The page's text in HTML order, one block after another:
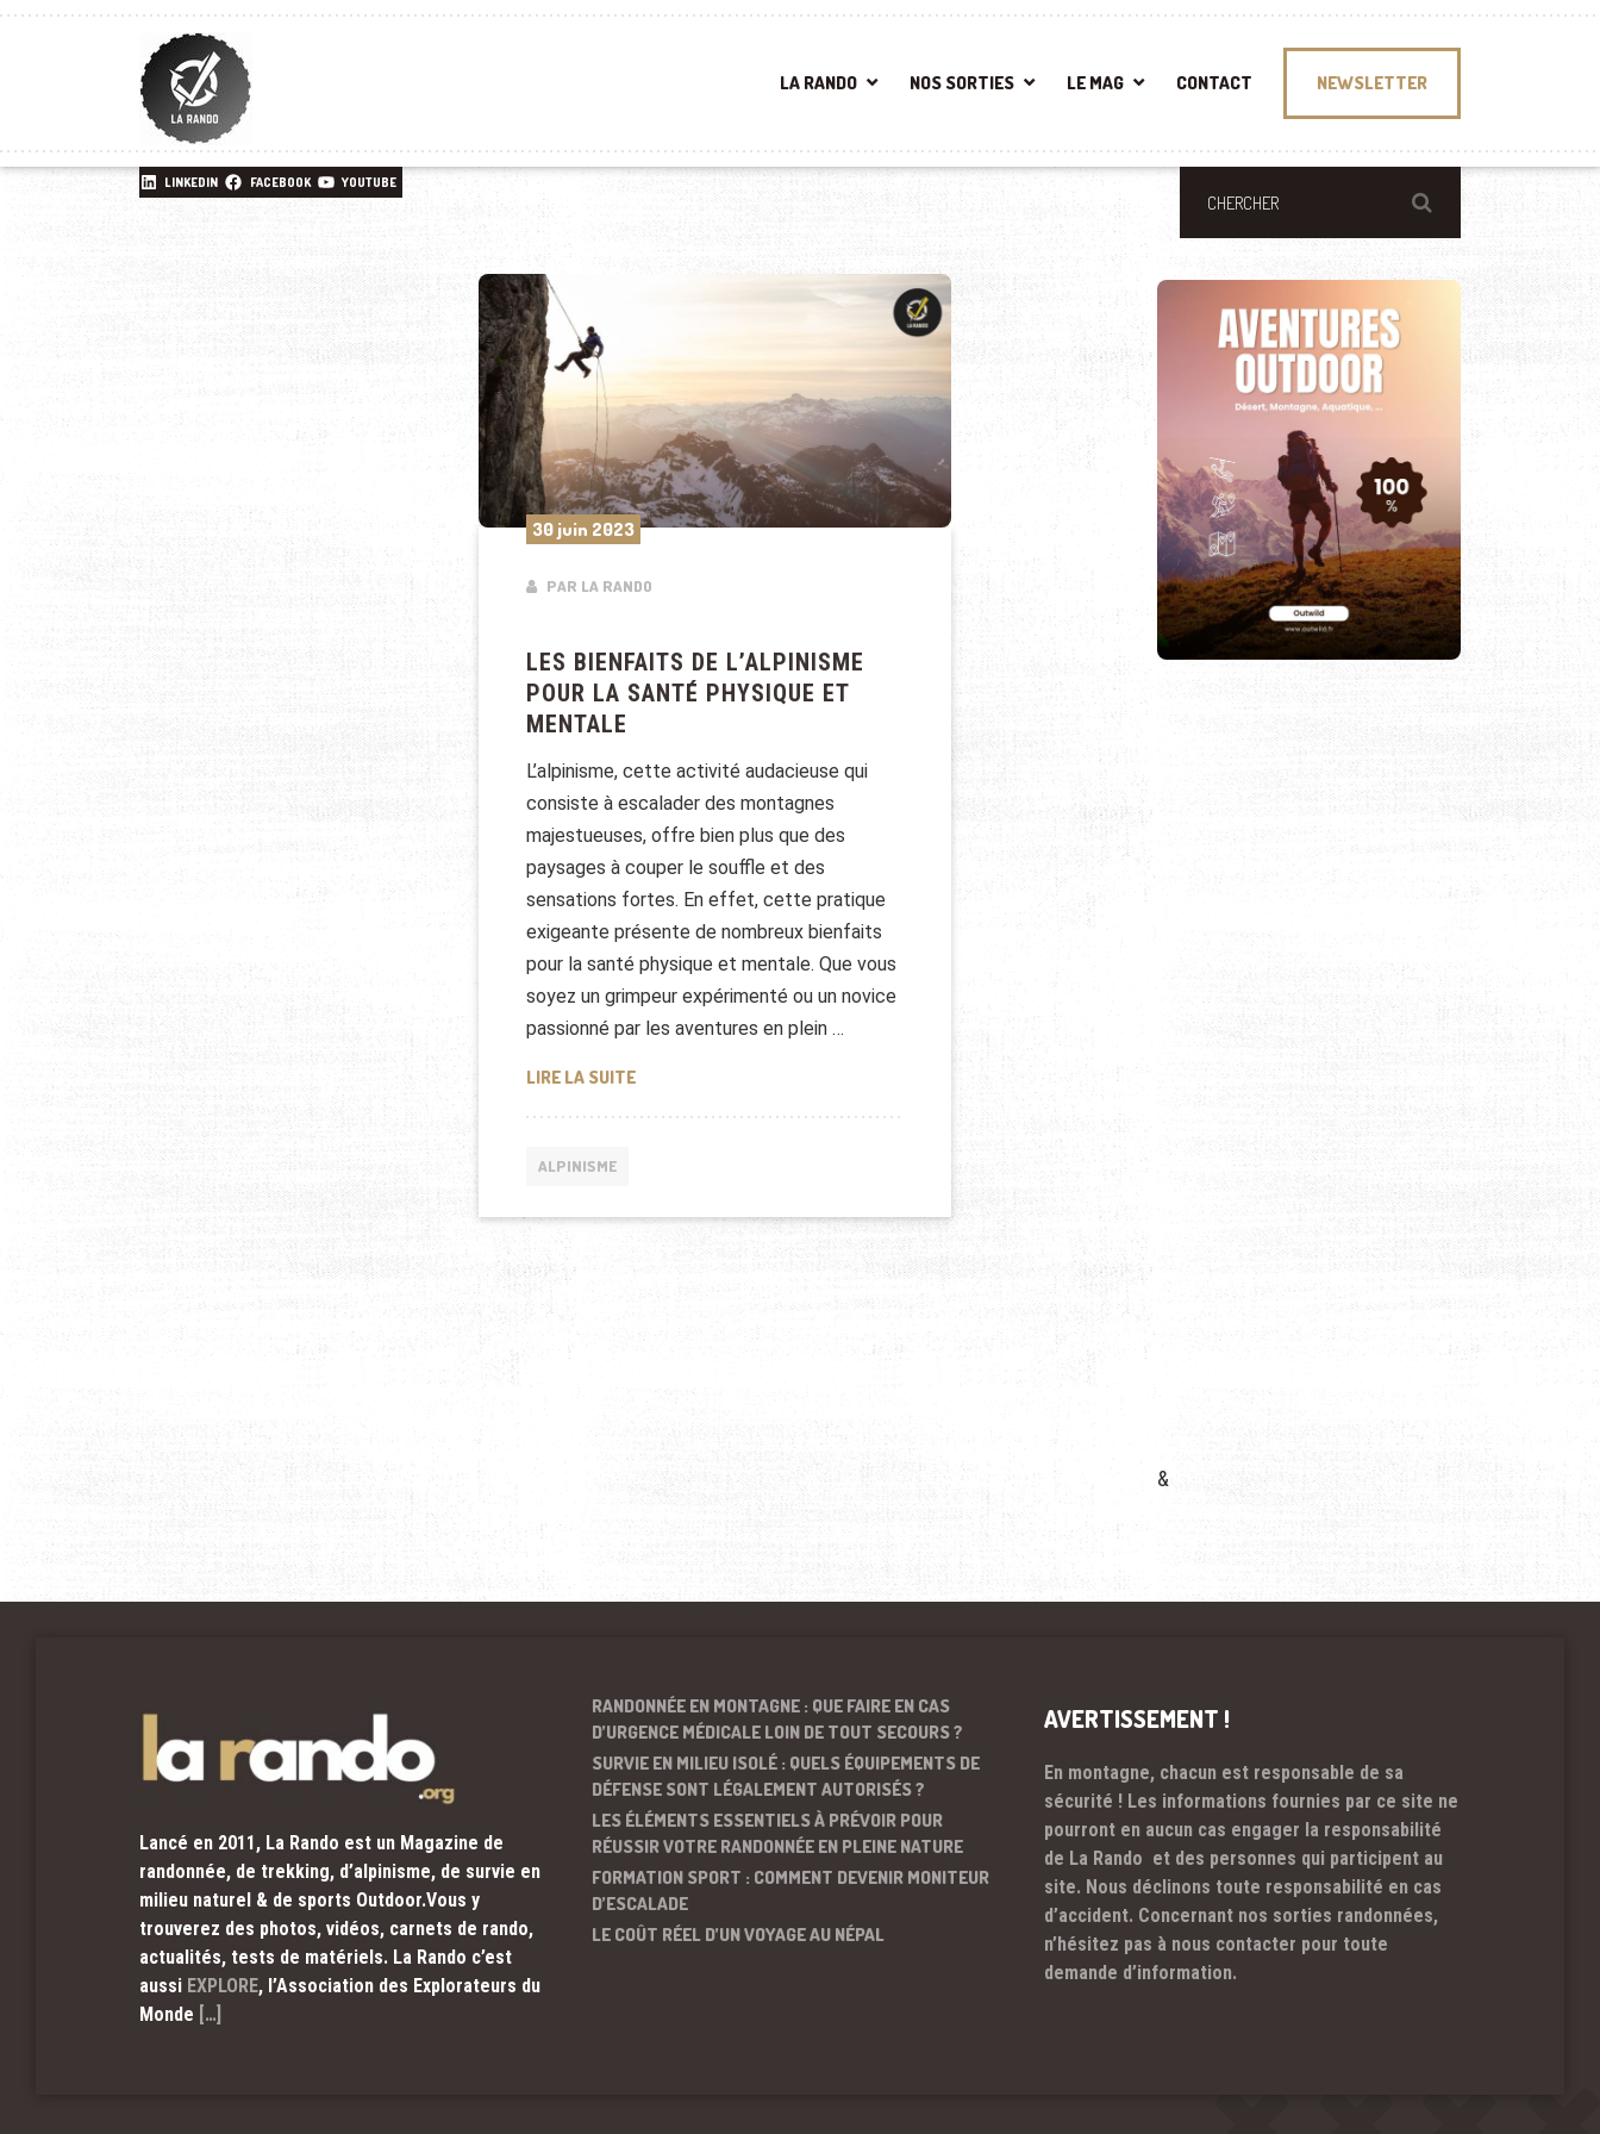
LA RANDO NOS SORTIES LE MAG CONTACT NEWSLETTER
LINKEDIN FACEBOOK YOUTUBE
30 juin 2023
PAR LA RANDO
LES BIENFAITS DE L’ALPINISME
POUR LA SANTÉ PHYSIQUE ET
MENTALE
L’alpinisme, cette activité audacieuse qui
consiste à escalader des montagnes
majestueuses, offre bien plus que des
paysages à couper le souffle et des
sensations fortes. En effet, cette pratique
exigeante présente de nombreux bienfaits
pour la santé physique et mentale. Que vous
soyez un grimpeur expérimenté ou un novice
passionné par les aventures en plein …
LIRE LA SUITELES BIENFAITS DE L’ALPINISME POUR LA SANTÉ PHYSIQUE ET MENTALE
ALPINISME
&
Lancé en 2011, La Rando est un Magazine de
randonnée, de trekking, d’alpinisme, de survie en
milieu naturel & de sports Outdoor.Vous y
trouverez des photos, vidéos, carnets de rando,
actualités, tests de matériels. La Rando c’est
aussi EXPLORE, l’Association des Explorateurs du
Monde […]
RANDONNÉE EN MONTAGNE : QUE FAIRE EN CAS
D’URGENCE MÉDICALE LOIN DE TOUT SECOURS ?
SURVIE EN MILIEU ISOLÉ : QUELS ÉQUIPEMENTS DE
DÉFENSE SONT LÉGALEMENT AUTORISÉS ?
LES ÉLÉMENTS ESSENTIELS À PRÉVOIR POUR
RÉUSSIR VOTRE RANDONNÉE EN PLEINE NATURE
FORMATION SPORT : COMMENT DEVENIR MONITEUR
D’ESCALADE
LE COÛT RÉEL D’UN VOYAGE AU NÉPAL
AVERTISSEMENT !
En montagne, chacun est responsable de sa
sécurité ! Les informations fournies par ce site ne
pourront en aucun cas engager la responsabilité
de La Rando et des personnes qui participent au
site. Nous déclinons toute responsabilité en cas
d’accident. Concernant nos sorties randonnées,
n’hésitez pas à nous contacter pour toute
demande d’information.